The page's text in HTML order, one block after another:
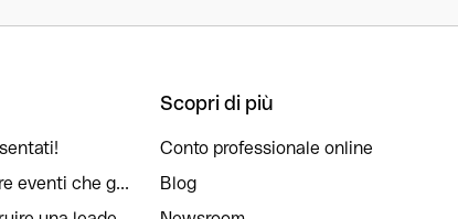
eventi che g...
Scopri di più
Conto professionale online
Blog